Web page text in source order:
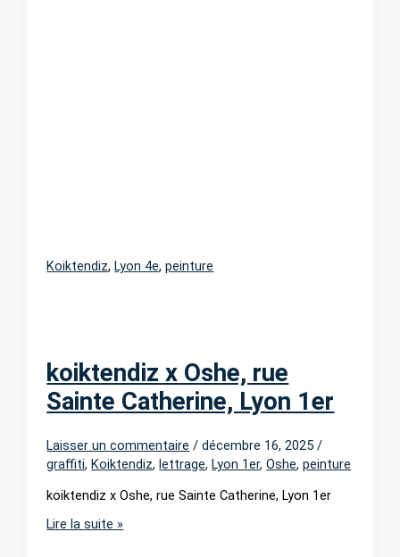
Koiktendiz,Lyon 4e,peinture
koiktendiz x Oshe, rue
Sainte Catherine, Lyon 1er
Laisser un commentaire /décembre 16, 2025/
graffiti,Koiktendiz,lettrage,Lyon 1er,Oshe,peinture
koiktendiz x Oshe, rue Sainte Catherine, Lyon 1er
koiktendiz
Lire la suite »